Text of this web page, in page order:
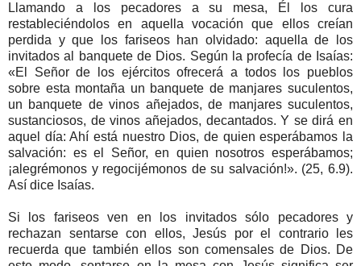
Llamando a los pecadores a su mesa, Él los cura
restableciéndolos en aquella vocación que ellos creían
perdida y que los fariseos han olvidado: aquella de los
invitados al banquete de Dios. Según la profecía de Isaías:
«El Señor de los ejércitos ofrecerá a todos los pueblos
sobre esta montaña un banquete de manjares suculentos,
un banquete de vinos añejados, de manjares suculentos,
sustanciosos, de vinos añejados, decantados. Y se dirá en
aquel día: Ahí está nuestro Dios, de quien esperábamos la
salvación: es el Señor, en quien nosotros esperábamos;
¡alegrémonos y regocijémonos de su salvación!». (25, 6.9).
Así dice Isaías.
Si los fariseos ven en los invitados sólo pecadores y
rechazan sentarse con ellos, Jesús por el contrario les
recuerda que también ellos son comensales de Dios. De